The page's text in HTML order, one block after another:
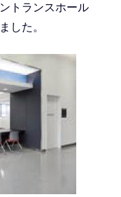
トランスホール
した。